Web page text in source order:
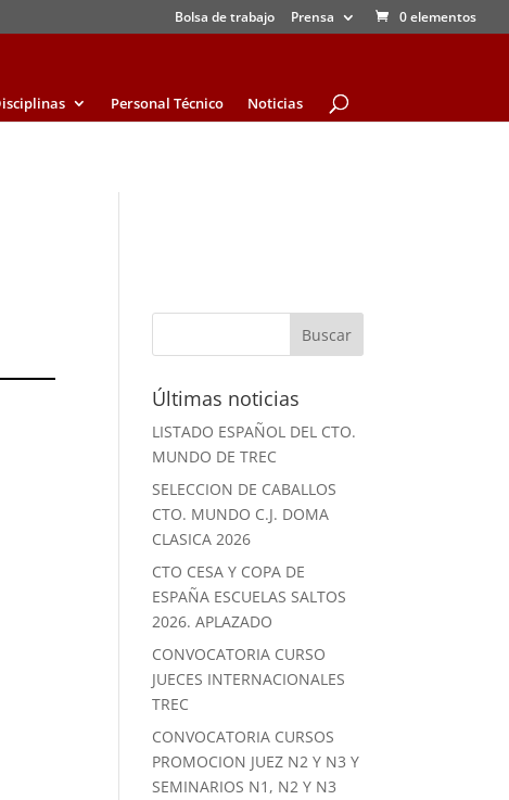
Bolsa de trabajo Prensa 0 elementos
Personal Técnico Noticias
Últimas noticias
LISTADO ESPAÑOL DEL CTO.
MUNDO DE TREC
SELECCION DE CABALLOS
CTO. MUNDO C.J. DOMA
CLASICA 2026
CTO CESA Y COPA DE
ESPAÑA ESCUELAS SALTOS
2026. APLAZADO
CONVOCATORIA CURSO
JUECES INTERNACIONALES
TREC
CONVOCATORIA CURSOS
PROMOCION JUEZ N2 Y N3 Y
SEMINARIOS N1, N2 Y N3